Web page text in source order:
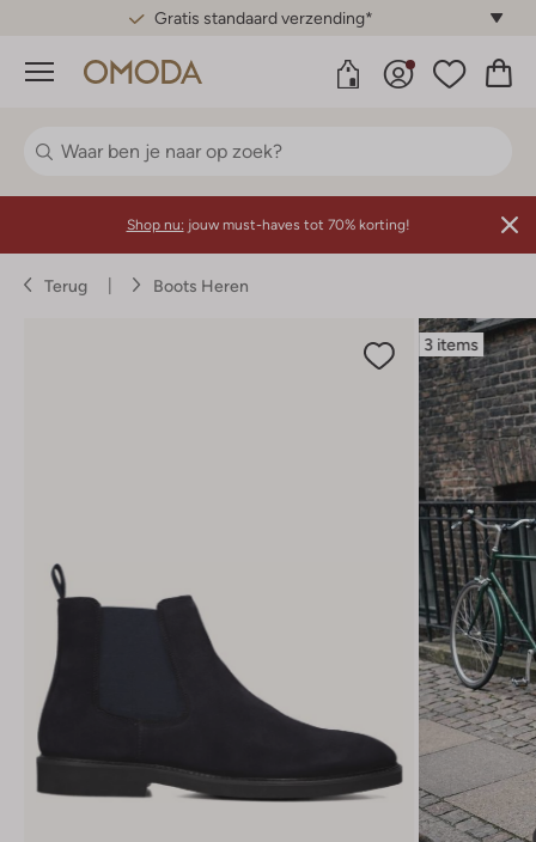
Gratis standaard verzending*
Menu
Shop nu: jouw must-haves tot 70% korting!
Terug Boots Heren
3 items